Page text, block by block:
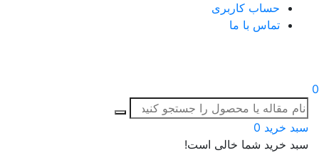
حساب کاربری
تماس با ما
0
سبد خرید 0
سبد خرید شما خالی است!